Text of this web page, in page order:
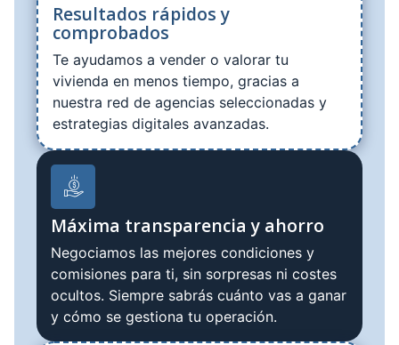
Resultados rápidos y
comprobados
Te ayudamos a vender o valorar tu
vivienda en menos tiempo, gracias a
nuestra red de agencias seleccionadas y
estrategias digitales avanzadas.
Máxima transparencia y ahorro
Negociamos las mejores condiciones y
comisiones para ti, sin sorpresas ni costes
ocultos. Siempre sabrás cuánto vas a ganar
y cómo se gestiona tu operación.